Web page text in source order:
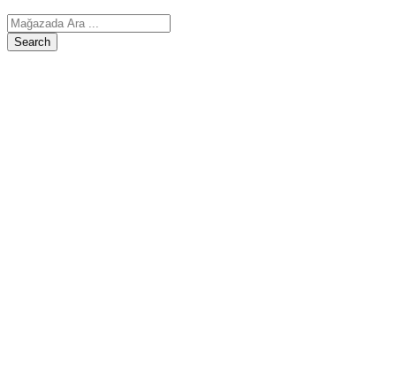
Search